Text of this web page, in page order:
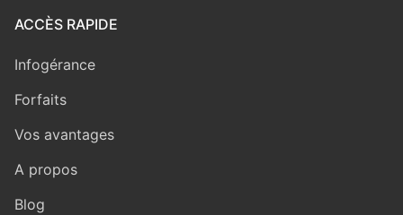
ACCÈS RAPIDE
Infogérance
Forfaits
Vos avantages
A propos
Blog